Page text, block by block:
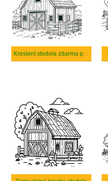
Kreslení stodola zdarma pro děti